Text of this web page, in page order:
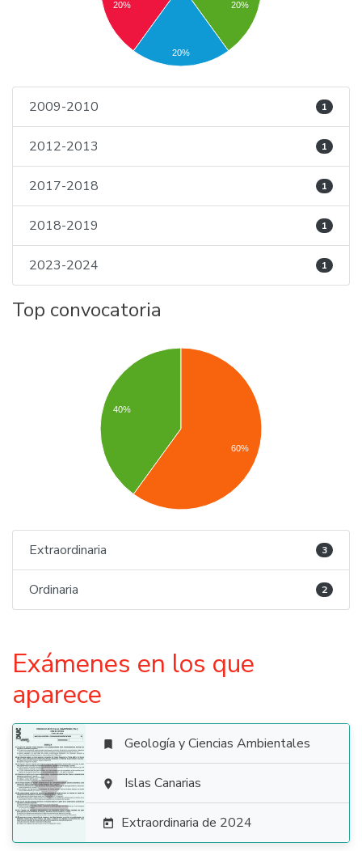
20%
20%
20%
2009-2010 1
2012-2013 1
2017-2018 1
2018-2019 1
2023-2024 1
Top convocatoria
40%
60%
Extraordinaria 3
Ordinaria 2
Exámenes en los que
aparece

 Geología y Ciencias Ambientales
 Islas Canarias
 Extraordinaria de 2024